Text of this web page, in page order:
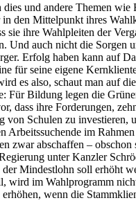
dies und andere Themen wie
in den Mittelpunkt ihres
sie ihre Wahlpleiten der
Und auch nicht die Sorgen
Erfolg haben kann auf
für seine eigene
es also, schaut man auf
Für Bildung legen die
dass ihre Forderungen,
von Schulen zu investieren,
Arbeitssuchende im
zwar abschaffen –
unter Kanzler
Mindestlohn soll erhöht
wird im Wahlprogramm
wenn die